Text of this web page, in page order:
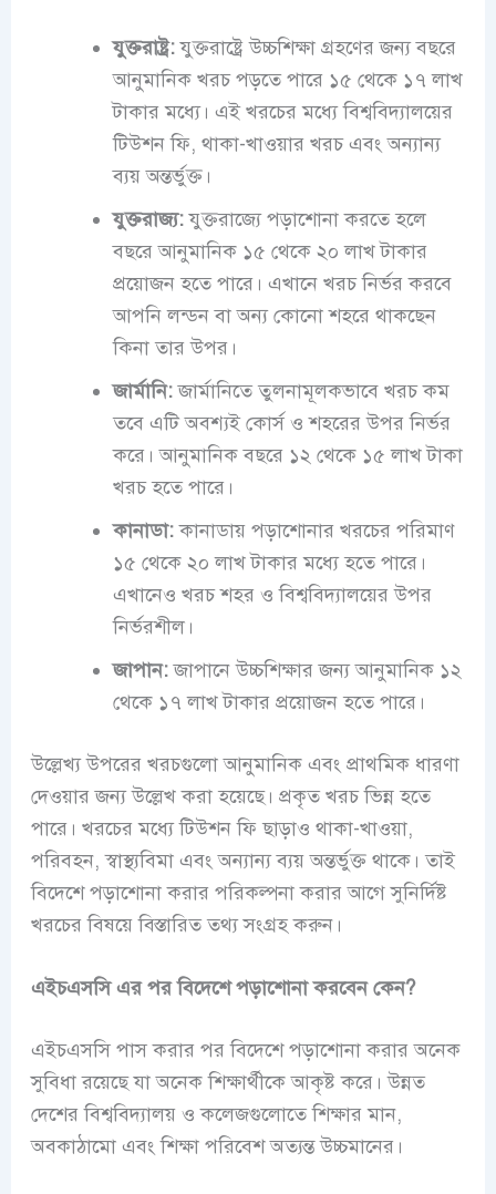
যুক্তরাষ্ট্র:যুক্তরাষ্ট্রে উচ্চশিক্ষা গ্রহণের জন্য বছরে
আনুমানিক খরচ পড়তে পারে ১৫ থেকে ১৭ লাখ
টাকার মধ্যে। এই খরচের মধ্যে বিশ্ববিদ্যালয়ের
টিউশন ফি, থাকা-খাওয়ার খরচ এবং অন্যান্য
ব্যয় অন্তর্ভুক্ত।
যুক্তরাজ্য:যুক্তরাজ্যে পড়াশোনা করতে হলে
বছরে আনুমানিক ১৫ থেকে ২০ লাখ টাকার
প্রয়োজন হতে পারে। এখানে খরচ নির্ভর করবে
আপনি লন্ডন বা অন্য কোনো শহরে থাকছেন
কিনা তার উপর।
জার্মানি:জার্মানিতে তুলনামূলকভাবে খরচ কম
তবে এটি অবশ্যই কোর্স ও শহরের উপর নির্ভর
করে। আনুমানিক বছরে ১২ থেকে ১৫ লাখ টাকা
খরচ হতে পারে।
কানাডা:কানাডায় পড়াশোনার খরচের পরিমাণ
১৫ থেকে ২০ লাখ টাকার মধ্যে হতে পারে।
এখানেও খরচ শহর ও বিশ্ববিদ্যালয়ের উপর
নির্ভরশীল।
জাপান:জাপানে উচ্চশিক্ষার জন্য আনুমানিক ১২
থেকে ১৭ লাখ টাকার প্রয়োজন হতে পারে।
উল্লেখ্য উপরের খরচগুলো আনুমানিক এবং প্রাথমিক ধারণা
দেওয়ার জন্য উল্লেখ করা হয়েছে। প্রকৃত খরচ ভিন্ন হতে
পারে। খরচের মধ্যে টিউশন ফি ছাড়াও থাকা-খাওয়া,
পরিবহন, স্বাস্থ্যবিমা এবং অন্যান্য ব্যয় অন্তর্ভুক্ত থাকে। তাই
বিদেশে পড়াশোনা করার পরিকল্পনা করার আগে সুনির্দিষ্ট
খরচের বিষয়ে বিস্তারিত তথ্য সংগ্রহ করুন।
এইচএসসি এর পর বিদেশে পড়াশোনা করবেন কেন?
এইচএসসি পাস করার পর বিদেশে পড়াশোনা করার অনেক
সুবিধা রয়েছে যা অনেক শিক্ষার্থীকে আকৃষ্ট করে। উন্নত
দেশের বিশ্ববিদ্যালয় ও কলেজগুলোতে শিক্ষার মান,
অবকাঠামো এবং শিক্ষা পরিবেশ অত্যন্ত উচ্চমানের।